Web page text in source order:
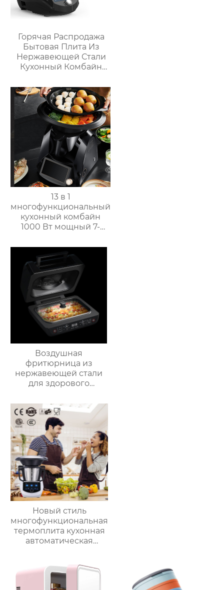
Горячая Распродажа
Бытовая Плита Из
Нержавеющей Стали
Кухонный Комбайн
Кухонный Комбайн
Робот De Cocina
13 в 1
многофункциональный
кухонный комбайн
1000 Вт мощный 7-
кухонный комбайн
многофункциональный
кухонный комбайн
Воздушная
фритюрница из
нержавеющей стали
для здорового
с низким
содержанием жира
электрическая
воздушная
фритюрница Тостер
духовка воздушная
фритюрница
Новый стиль
многофункциональная
термоплита кухонная
автоматическая
3.5л robot cucina tm 6
новый термомиксер t6